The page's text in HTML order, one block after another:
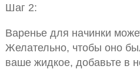
Шаг 2:
Варенье для начинки
Желательно, чтобы оно
ваше жидкое, добавьте в